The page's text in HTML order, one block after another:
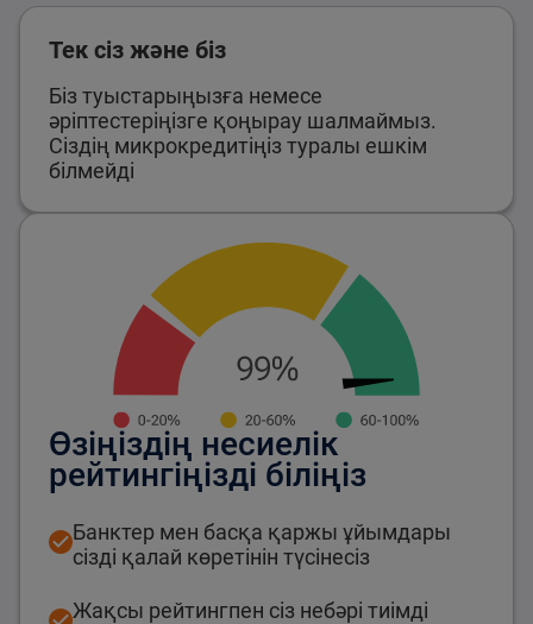
Тек сіз және біз
Біз туыстарыңызға немесе
әріптестеріңізге қоңырау шалмаймыз.
Сіздің микрокредитіңіз туралы ешкім
білмейді
Өзіңіздің несиелік
рейтингіңізді біліңіз
Банктер мен басқа қаржы ұйымдары
сізді қалай көретінін түсінесіз
Жақсы рейтингпен сіз небәрі тиімді